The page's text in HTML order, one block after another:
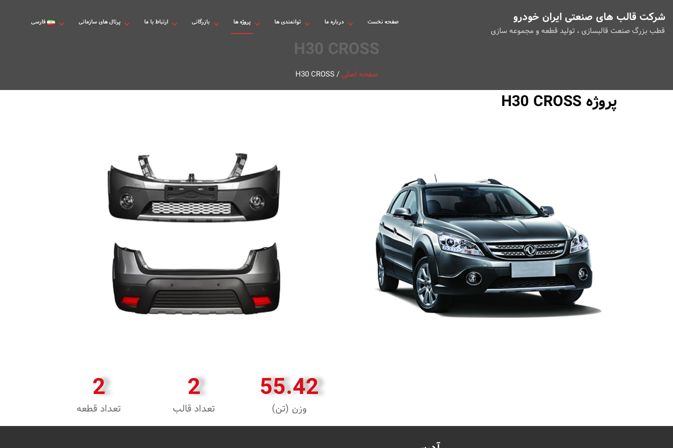
شرکت قالب های صنعتی ایران خودرو
قطب بزرگ صنعت قالبسازی ، تولید قطعه و مجموعه سازی
صفحه نخست درباره ما توانمندی ها پروژه ها بازرگانی ارتباط با ما پرتال های سازمانی فارسی
H30 CROSS
صفحه اصلی/
H30 CROSS
پروژه H30 CROSS
55.42
وزن (تن)
2
تعداد قالب
2
تعداد قطعه